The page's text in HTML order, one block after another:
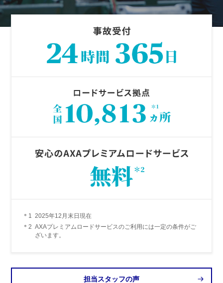
＊1
2025年12月末日現在
＊2 AXAプレミアムロードサービスのご利用には一定の条件がご
ざいます。
担当スタッフの声